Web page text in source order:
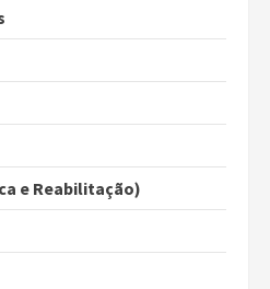
e Reabilitação)